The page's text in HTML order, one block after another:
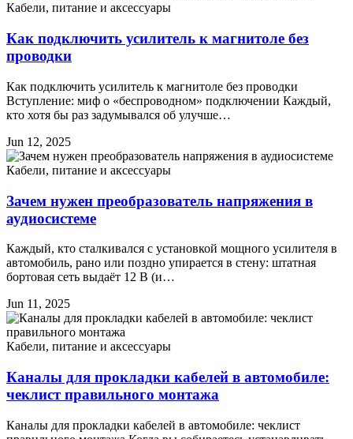
Кабели, питание и аксессуары
Как подключить усилитель к магнитоле без
проводки
Как подключить усилитель к магнитоле без проводки
Вступление: миф о «беспроводном» подключении Каждый,
кто хотя бы раз задумывался об улучше…
Jun 12, 2025
Кабели, питание и аксессуары
Зачем нужен преобразователь напряжения в
аудиосистеме
Каждый, кто сталкивался с установкой мощного усилителя в
автомобиль, рано или поздно упирается в стену: штатная
бортовая сеть выдаёт 12 В (и…
Jun 11, 2025
Кабели, питание и аксессуары
Каналы для прокладки кабелей в автомобиле:
чеклист правильного монтажа
Каналы для прокладки кабелей в автомобиле: чеклист